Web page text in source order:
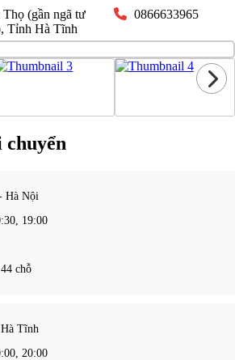
(gần ngã tư
Tỉnh Hà Tĩnh
0866633965
chuyển
Hà Nội
19:00
chỗ
Tĩnh
20:00